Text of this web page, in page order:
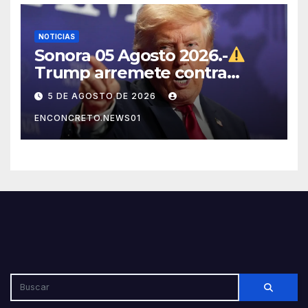
NOTICIAS
Sonora 05 Agosto 2026.-
Trump arremete contra
México, Canadá y otras
potencias por supuestos
abusos comerciales
5 DE AGOSTO DE 2026
ENCONCRETO.NEWS01